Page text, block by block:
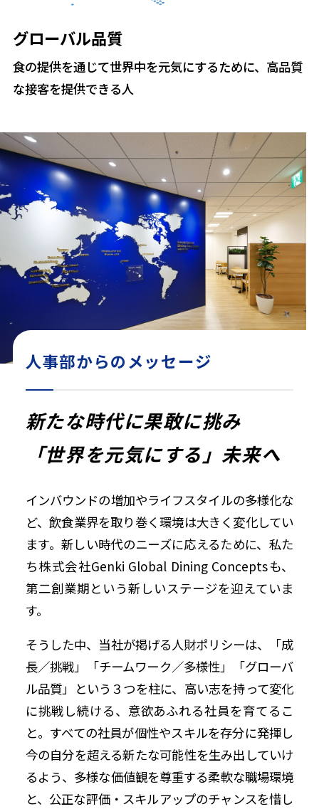
グローバル品質
食の提供を通じて世界中を元気にするために、高品質
な接客を提供できる人
人事部からのメッセージ
新たな時代に果敢に挑み
「世界を元気にする」未来へ
インバウンドの増加やライフスタイルの多様化な
ど、飲食業界を取り巻く環境は大きく変化してい
ます。新しい時代のニーズに応えるために、私た
ち株式会社Genki Global Dining Conceptsも、
第二創業期という新しいステージを迎えていま
す。
そうした中、当社が掲げる人財ポリシーは、「成
長／挑戦」「チームワーク／多様性」「グローバ
ル品質」という３つを柱に、高い志を持って変化
に挑戦し続ける、意欲あふれる社員を育てるこ
と。すべての社員が個性やスキルを存分に発揮し
今の自分を超える新たな可能性を生み出していけ
るよう、多様な価値観を尊重する柔軟な職場環境
と、公正な評価・スキルアップのチャンスを惜し